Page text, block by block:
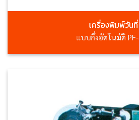
เครื่องพิมพ์วันที่
แบบกึ่งอัตโนมัติ